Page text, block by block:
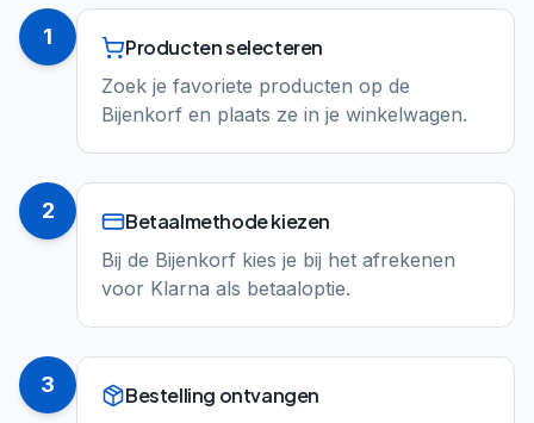
1 Producten selecteren
Zoek je favoriete producten op de
Bijenkorf en plaats ze in je winkelwagen.
2 Betaalmethode kiezen
Bij de Bijenkorf kies je bij het afrekenen
voor Klarna als betaaloptie.
3 Bestelling ontvangen